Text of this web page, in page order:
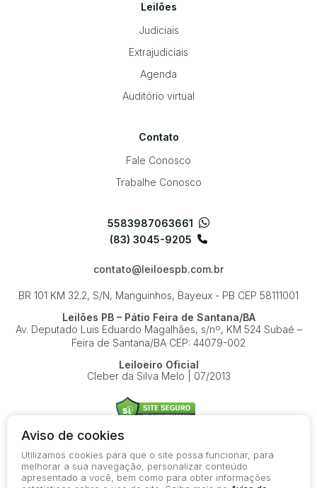
Leilões
Judiciais
Extrajudiciais
Agenda
Auditório virtual
Contato
Fale Conosco
Trabalhe Conosco
5583987063661
(83) 3045-9205
contato@leiloespb.com.br
BR 101 KM 32.2, S/N, Manguinhos, Bayeux - PB CEP 58111001
Leilões PB – Pátio Feira de Santana/BA
Av. Deputado Luis Eduardo Magalhães, s/nº, KM 524Subaé –
Feira de Santana/BA CEP: 44079-002
Leiloeiro Oficial
Cleber da Silva Melo | 07/2013
© 2026-present - Todos os direitos reservados
Política de Privacidade
Aviso de cookies
Utilizamos cookies para que o site possa funcionar, para
melhorar a sua navegação, personalizar conteúdo
apresentado a você, bem como para obter informações